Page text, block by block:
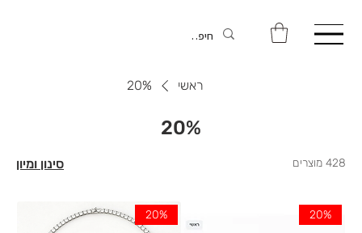
ראשי 20%
20%
428 מוצרים סינון ומיון
20%
20%